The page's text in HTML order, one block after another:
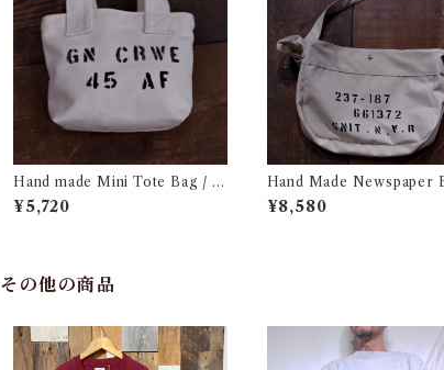
Hand made Mini Tote Bag / ハ
ンドメイド ミニ トート バック
¥5,720
Hand Made Newspaper
3 / ハンド メイド ニュース
ー バック
¥8,580
その他の商品